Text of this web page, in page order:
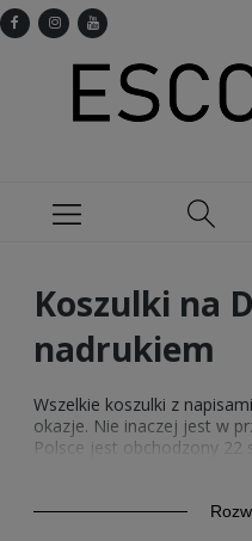
Koszulki na
nadrukiem
Wszelkie koszulki z
okazje. Nie inaczej jest w
Polsce jest obchodzony 22
radość swoim dziadkom.